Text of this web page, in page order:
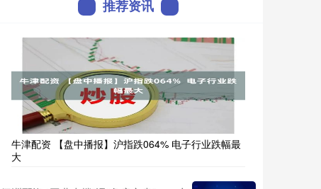
推荐资讯
牛津配资 【盘中播报】沪指跌064% 电子行业跌幅最
大